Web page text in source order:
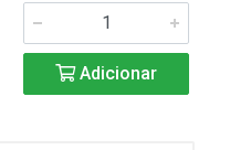
Adicionar